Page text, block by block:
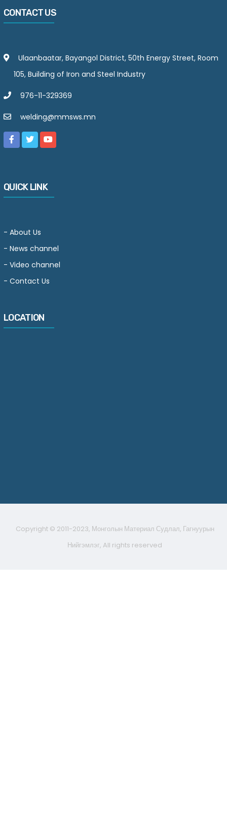
CONTACT US
Ulaanbaatar, Bayangol District, 50th Energy Street, Room
105, Building of Iron and Steel Industry
976-11-329369
welding@mmsws.mn
QUICK LINK
- About Us
- News channel
- Video channel
- Contact Us
LOCATION
Copyright © 2011-2023, Монголын Материал Судлал, Гагнуурын
Нийгэмлэг, All rights reserved